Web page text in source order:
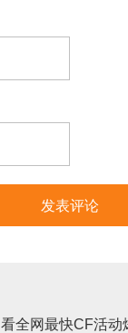
看全网最快CF活动